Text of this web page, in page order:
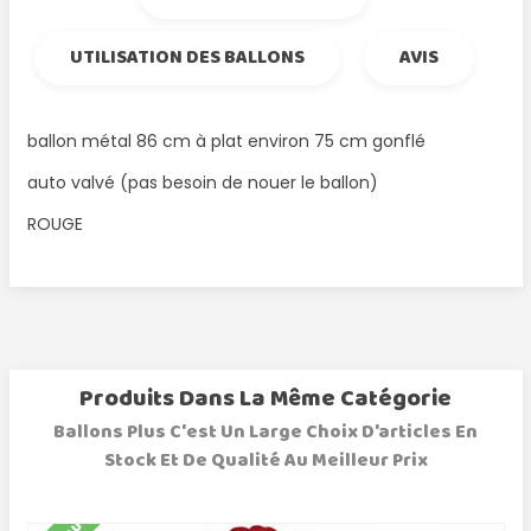
UTILISATION DES BALLONS
AVIS
ballon métal 86 cm à plat environ 75 cm gonflé
auto valvé (pas besoin de nouer le ballon)
ROUGE
Produits Dans La Même Catégorie
Ballons Plus C'est Un Large Choix D'articles En
Stock Et De Qualité Au Meilleur Prix